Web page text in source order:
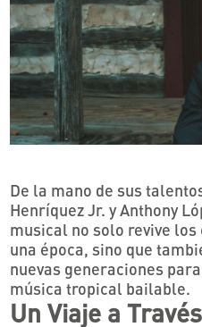
De la mano de sus
Henríquez Jr. y Anthony
musical no solo revive
una época, sino que
nuevas generaciones
música tropical bailable.
Un Viaje a